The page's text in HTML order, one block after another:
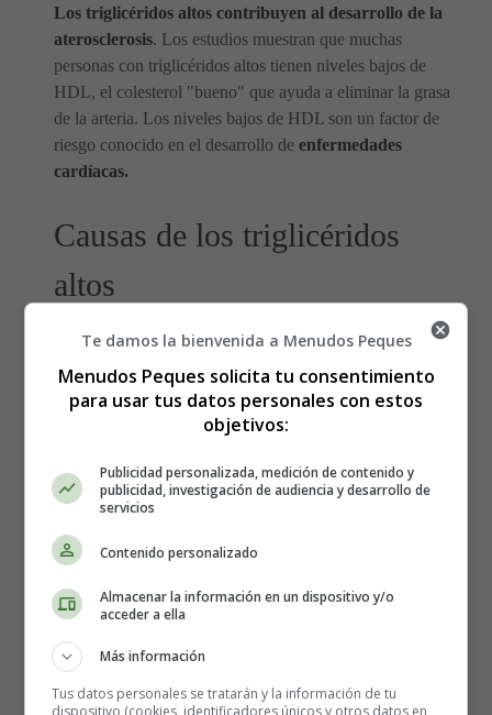
Los triglicéridos altos contribuyen al desarrollo de la
aterosclerosis. Los estudios muestran que muchas
personas con triglicéridos altos tienen niveles bajos de
HDL, el colesterol "bueno" que ayuda a eliminar la grasa
de la arteria. Los niveles bajos de HDL son un factor de
riesgo conocido en el desarrollo de enfermedades
cardíacas.
Causas de los triglicéridos
altos
En muchos casos, comer en exceso de forma habitual
provoca niveles elevados de triglicéridos. En ocasiones,
el desencadenante es una afección subyacente, como:
Efecto secundario adverso de determinados
medicamentos.
Hipotiroidismo(producción insuficiente de hormonas
tiroideas).
Algunos tipos de enfermedad hepática.
Algunos trastornos genéticos, incluida la enfermedad
hereditaria, hipertrigliceridemia familiar e
Te damos la bienvenida a Menudos Peques
Menudos Peques solicita tu consentimiento
para usar tus datos personales con estos
objetivos:
Publicidad personalizada, medición de contenido y
publicidad, investigación de audiencia y desarrollo de
servicios
Contenido personalizado
Almacenar la información en un dispositivo y/o
acceder a ella
Más información
Tus datos personales se tratarán y la información de tu
dispositivo (cookies, identificadores únicos y otros datos en